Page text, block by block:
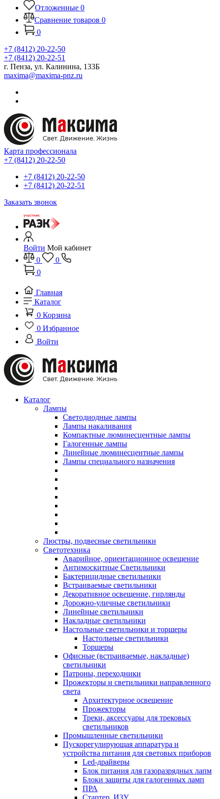
Отложенные 0
Сравнение товаров 0
0
+7 (8412) 20-22-50
+7 (8412) 20-22-51
г. Пенза, ул. Калинина, 133Б
maxima@maxima-pnz.ru
Карта профессионала
+7 (8412) 20-22-50
+7 (8412) 20-22-50
+7 (8412) 20-22-51
Заказать звонок
Войти Мой кабинет
0
0
0
Главная
Каталог
0 Корзина
0 Избранное
Войти
Каталог
Лампы
Светодиодные лампы
Лампы накаливания
Компактные люминесцентные лампы
Галогенные лампы
Линейные люминесцентные лампы
Лампы специального назначения
Люстры, подвесные светильники
Светотехника
Аварийное, ориентационное освещение
Антимоскитные Светильники
Бактерицидные светильники
Встраиваемые светильники
Декоративное освещение, гирлянды
Дорожно-уличные светильники
Линейные светильники
Накладные светильники
Настольные светильники и торшеры
Настольные светильники
Торшеры
Офисные (встраиваемые, накладные)
светильники
Патроны, переходники
Прожекторы и светильники направленного
света
Архитектурное освещение
Прожекторы
Треки, аксессуары для трековых
светильников
Промышленные светильники
Пускорегулирующая аппаратура и
устройства питания для световых приборов
Led-драйверы
Блок питания для газоразрядных лапм
Блоки защиты для галогенных ламп
ПРА
Стартер, ИЗУ